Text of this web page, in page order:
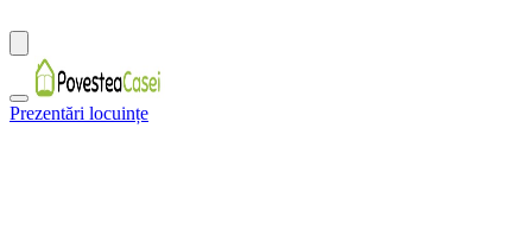
Prezentări locuințe